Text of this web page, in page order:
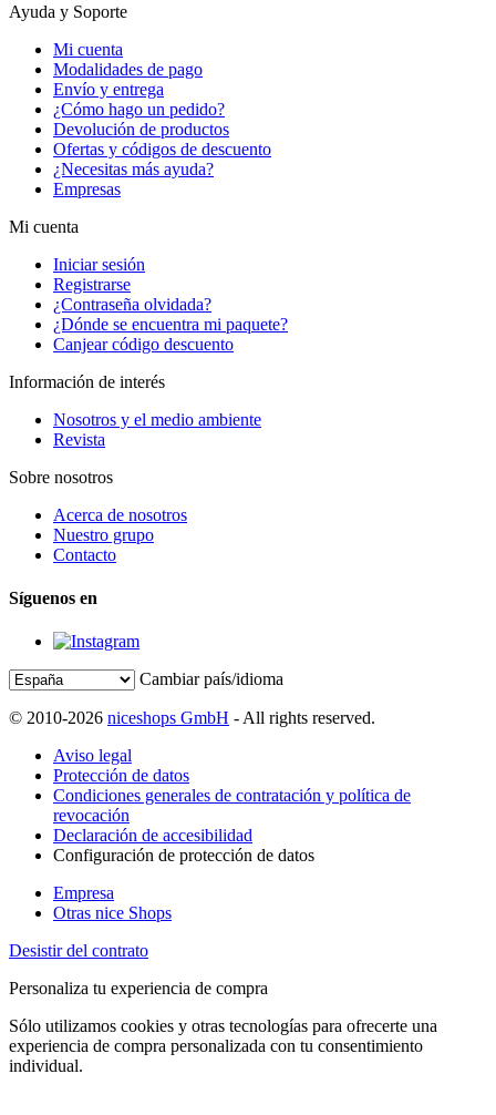
Ayuda y Soporte
Mi cuenta
Modalidades de pago
Envío y entrega
¿Cómo hago un pedido?
Devolución de productos
Ofertas y códigos de descuento
¿Necesitas más ayuda?
Empresas
Mi cuenta
Iniciar sesión
Registrarse
¿Contraseña olvidada?
¿Dónde se encuentra mi paquete?
Canjear código descuento
Información de interés
Nosotros y el medio ambiente
Revista
Sobre nosotros
Acerca de nosotros
Nuestro grupo
Contacto
Síguenos en
Cambiar país/idioma
© 2010-2026 niceshops GmbH - All rights reserved.
Aviso legal
Protección de datos
Condiciones generales de contratación y política de
revocación
Declaración de accesibilidad
Configuración de protección de datos
Empresa
Otras nice Shops
Desistir del contrato
Personaliza tu experiencia de compra
Sólo utilizamos cookies y otras tecnologías para ofrecerte una
experiencia de compra personalizada con tu consentimiento
individual.